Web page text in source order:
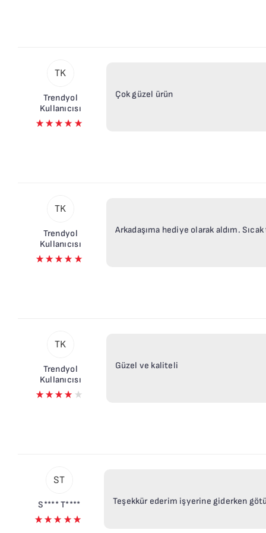
TK
Trendyol
Kullanıcısı
Çok güzel ürün
TK
Trendyol
Kullanıcısı
Arkadaşıma hediye olarak aldım.
TK
Trendyol
Kullanıcısı
Güzel ve kaliteli
ST
S**** T****
Teşekkür ederim işyerine giderken